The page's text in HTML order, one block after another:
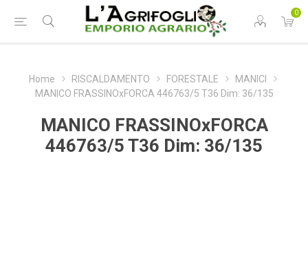
0
Home RISCALDAMENTO FORESTALE
MANICI
MANICO FRASSINOxFORCA 446763/5 T36 Dim: 36/135
MANICO FRASSINOxFORCA
446763/5 T36 Dim: 36/135